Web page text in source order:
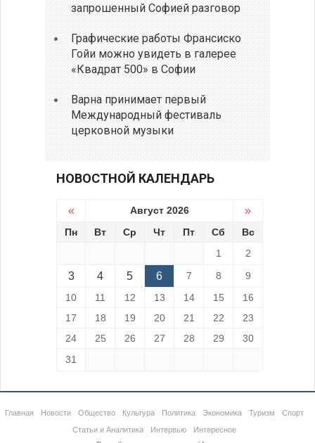
запрошенный Софией разговор
Графические работы Франсиско
Гойи можно увидеть в галерее
«Квадрат 500» в Софии
Варна принимает первый
Международный фестиваль
церковной музыки
НОВОСТНОЙ КАЛЕНДАРЬ
« Август 2026 »
Пн Вт Ср Чт Пт Сб
Вс
1
2
3 4 5 6 7 8
9
10
11 12 13 14 15
16
17
18 19 20 21 22
23
24
25 26 27 28 29
30
31
Главная Новости Общество Культура Политика Экономика Туризм
Спорт
Статьи и Аналитика
Интервью
Интересное